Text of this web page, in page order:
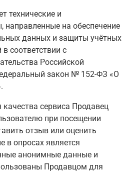
технические и
направленные на обеспечение
данных и защиты учётных
соответствии с
Российской
закон № 152-ФЗ «О
сервиса Продавец
при посещении
отзыв или оценить
в опросах является
анонимные данные и
Продавцом для